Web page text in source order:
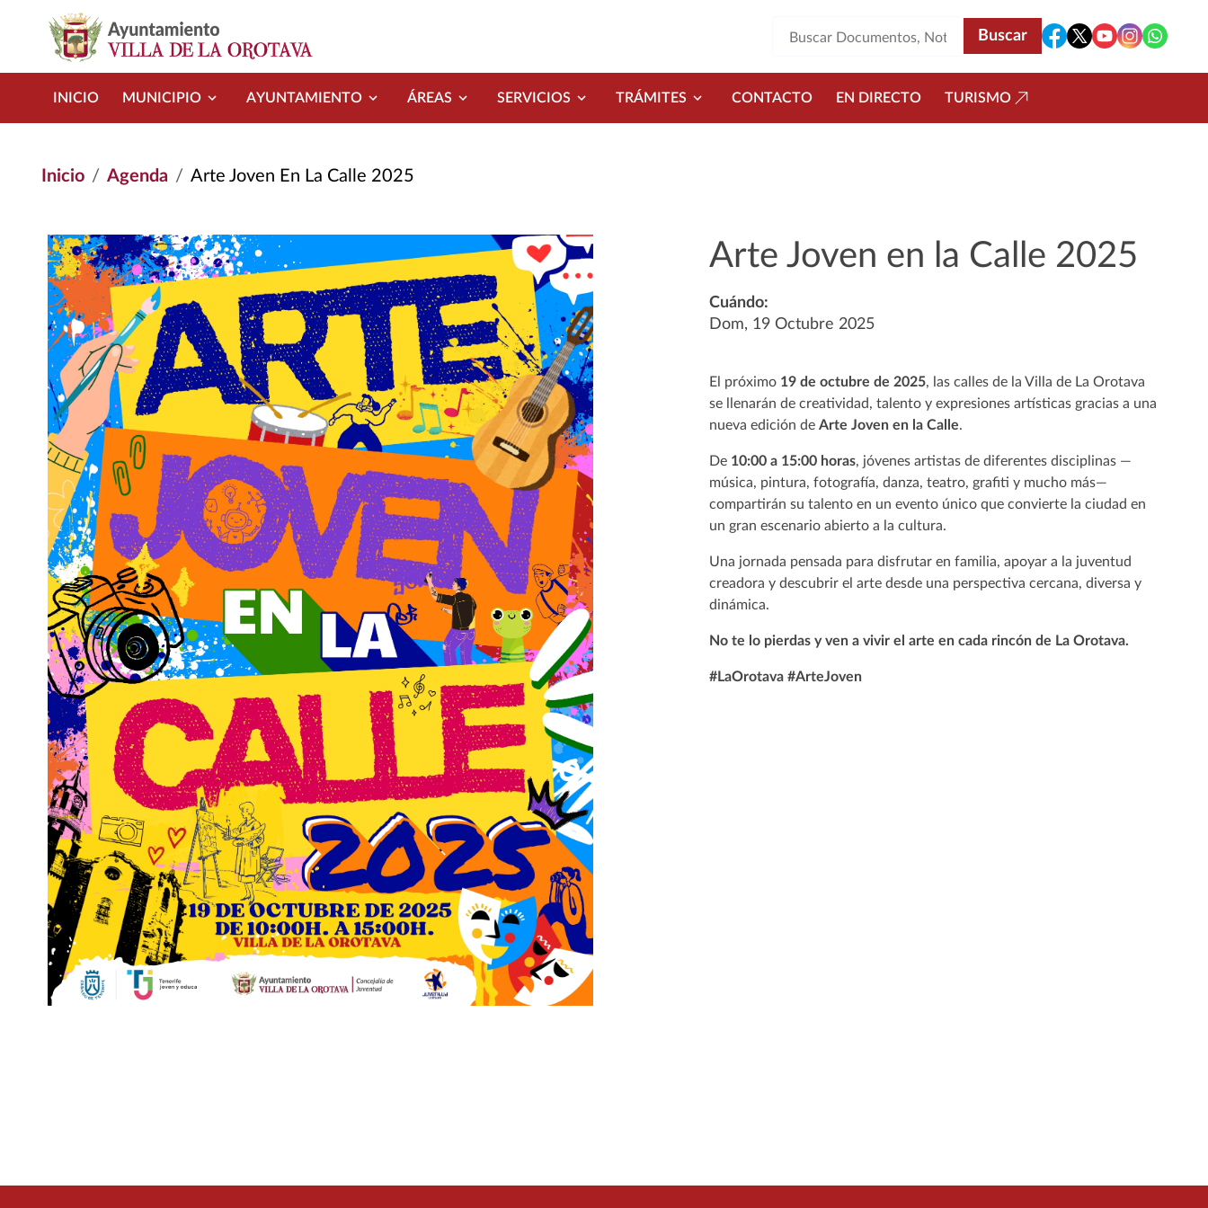
INICIO MUNICIPIO AYUNTAMIENTO ÁREAS SERVICIOS TRÁMITES CONTACTO EN DIRECTO TURISMO
Inicio Agenda Arte Joven En La Calle 2025
Arte Joven en la Calle 2025
Cuándo:
Dom, 19 Octubre 2025
El próximo 19 de octubre de 2025, las calles de la Villa de La Orotava
se llenarán de creatividad, talento y expresiones artísticas gracias a una
nueva edición deArte Joven en la Calle.
De 10:00 a 15:00 horas, jóvenes artistas de diferentes disciplinas —
música, pintura, fotografía, danza, teatro, grafiti y mucho más—
compartirán su talento en un evento único que convierte la ciudad en
un gran escenario abierto a la cultura.
Una jornada pensada para disfrutar en familia, apoyar a la juventud
creadora y descubrir el arte desde una perspectiva cercana, diversa y
dinámica.
No te lo pierdas y ven a vivir el arte en cada rincón de La Orotava.
#LaOrotava #ArteJoven